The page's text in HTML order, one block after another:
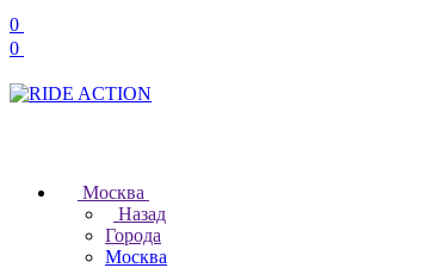
0
0
Москва
Назад
Города
Москва